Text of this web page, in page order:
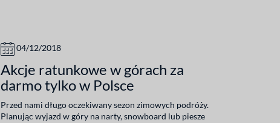
04/12/2018
Akcje ratunkowe w górach za
darmo tylko w Polsce
Przed nami długo oczekiwany sezon zimowych podróży.
Planując wyjazd w góry na narty, snowboard lub piesze